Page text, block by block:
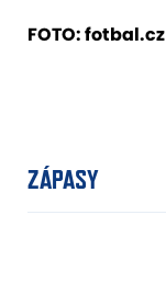
FOTO: fotbal.cz
ZÁPASY